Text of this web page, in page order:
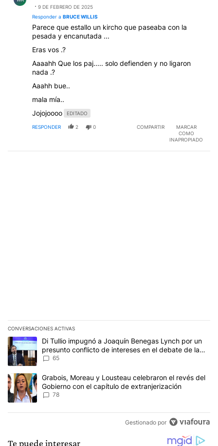
9 DE FEBRERO DE 2025
Responder a BRUCE WILLIS
Parece que estallo un kircho que paseaba con la
pesada y encanutada ...
Eras vos .?
Aaaahh Que los paj..... solo defienden y no ligaron
nada .?
Aaahh bue..
mala mía..
Jojojoooo
EDITADO
RESPONDER 2 0 COMPARTIR
MARCAR
COMO
INAPROPIADO
CONVERSACIONES ACTIVAS
Este listado muestra los artículos con más comentarios en los
Un artículo de tendencia con el título "Di Tullio impugnó a
Di Tullio impugnó a Joaquín Benegas Lynch por un
presunto conflicto de intereses en el debate de la
Ley de Tierras
65
Un artículo de tendencia con el título "Grabois, Moreau y
Grabois, Moreau y Lousteau celebraron el revés del
Gobierno con el capítulo de extranjerización
78
Gestionado por